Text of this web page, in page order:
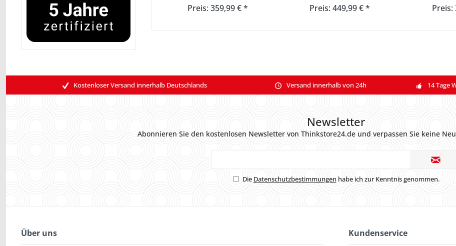
Preis: 359,99 € * Preis: 449,99 € * Preis:
Kostenloser Versand innerhalb Deutschlands Versand innerhalb von 24h 14 Tage
Newsletter
Abonnieren Sie den kostenlosen Newsletter von Thinkstore24.de und verpassen Sie keine
Die Datenschutzbestimmungen habe ich zur Kenntnis genommen.
Über uns Kundenservice